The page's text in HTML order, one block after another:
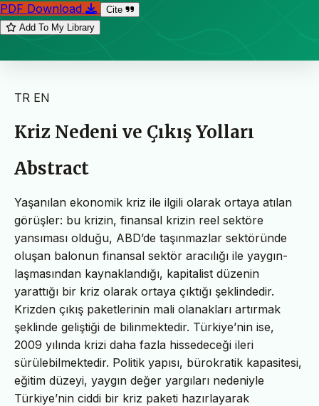
PDF Download
Cite
Add To My Library
TR EN
Kriz Nedeni ve Çıkış Yolları
Abstract
Yaşanılan ekonomik kriz ile ilgili olarak ortaya atılan
görüşler: bu krizin, finansal krizin reel sektöre
yansıması olduğu, ABD’de taşınmazlar sektöründe
oluşan balonun finansal sektör aracılığı ile yaygın-
laşmasından kaynaklandığı, kapitalist düzenin
yarattığı bir kriz olarak ortaya çıktığı şeklindedir.
Krizden çıkış paketlerinin mali olanakları artırmak
şeklinde geliştiği de bilinmektedir. Türkiye’nin ise,
2009 yılında krizi daha fazla hissedeceği ileri
sürülebilmektedir. Politik yapısı, bürokratik kapasitesi,
eğitim düzeyi, yaygın değer yargıları nedeniyle
Türkiye’nin ciddi bir kriz paketi hazırlayarak